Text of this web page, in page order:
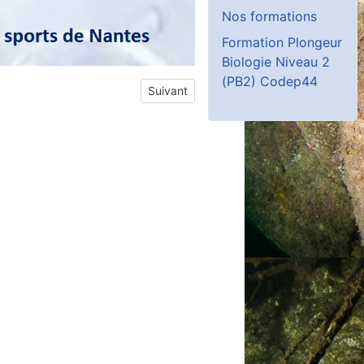
Article suivant : Conférence Archéologie
Suivant
Nos formations
Formation Plongeur
Biologie Niveau 2
(PB2) Codep44